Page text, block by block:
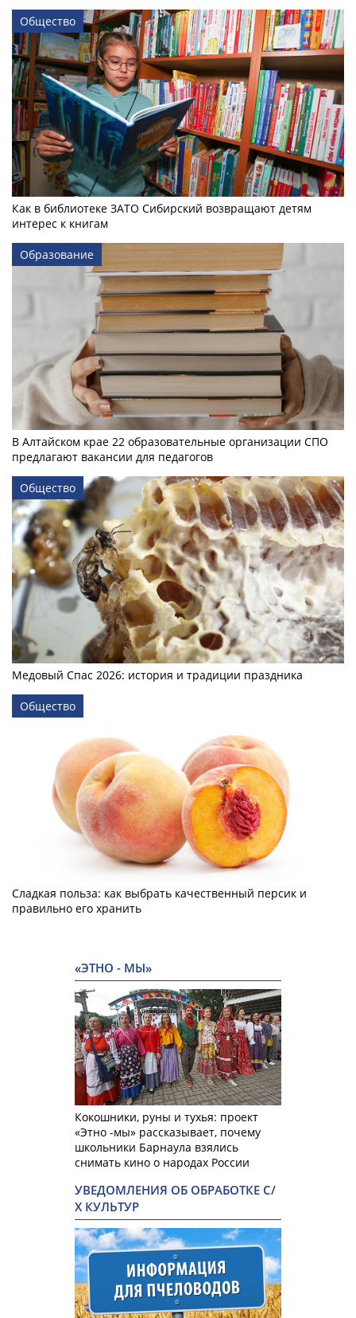
Общество
Как в библиотеке ЗАТО Сибирский возвращают детям
интерес к книгам
Образование
В Алтайском крае 22 образовательные организации СПО
предлагают вакансии для педагогов
Общество
Медовый Спас 2026: история и традиции праздника
Общество
Сладкая польза: как выбрать качественный персик и
правильно его хранить
«ЭТНО - МЫ»
Кокошники, руны и тухья: проект
«Этно -мы» рассказывает, почему
школьники Барнаула взялись
снимать кино о народах России
УВЕДОМЛЕНИЯ ОБ ОБРАБОТКЕ С/
Х КУЛЬТУР